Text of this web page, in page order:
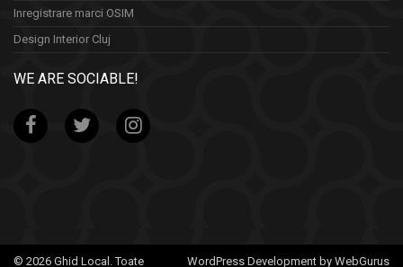
Inregistrare marci OSIM
Design Interior Cluj
WE ARE SOCIABLE!
WordPress Development by WebGurus
© 2026 Ghid Local. Toate